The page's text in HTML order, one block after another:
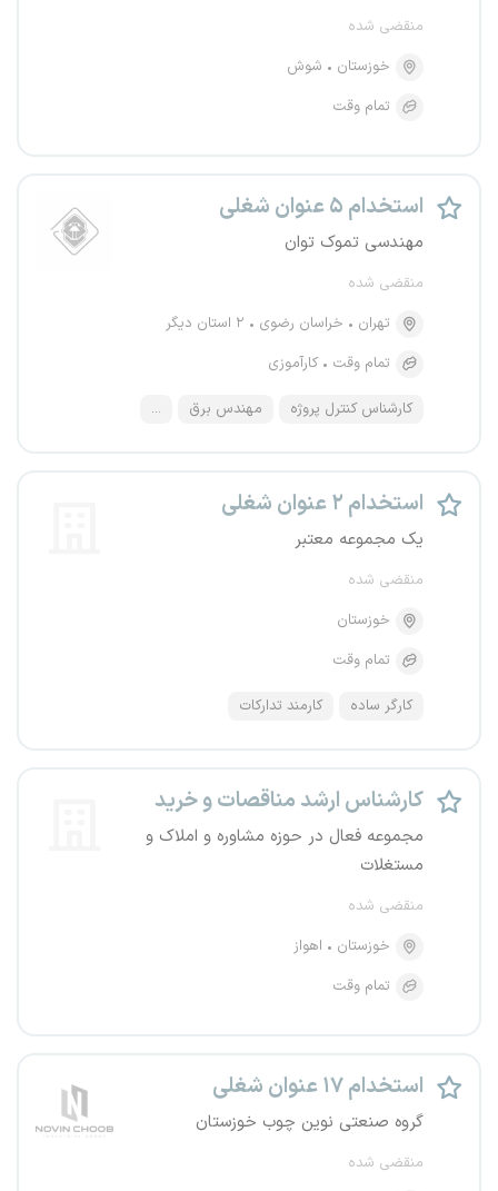
منقضی شده
خوزستان
شوش
تمام وقت
استخدام ۵ عنوان شغلی
مهندسی تموک توان
منقضی شده
تهران
خراسان رضوی
۲ استان دیگر
تمام وقت
کارآموزی
کارشناس کنترل پروژه مهندس برق ...
استخدام ۲ عنوان شغلی
یک مجموعه معتبر
منقضی شده
خوزستان
تمام وقت
کارگر ساده کارمند تدارکات
کارشناس ارشد مناقصات و خرید
مجموعه فعال در حوزه مشاوره و املاک و
مستغلات
منقضی شده
خوزستان
اهواز
تمام وقت
استخدام ۱۷ عنوان شغلی
گروه صنعتی نوین چوب خوزستان
منقضی شده